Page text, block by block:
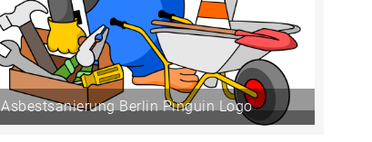
Asbestsanierung Berlin Pinguin Logo